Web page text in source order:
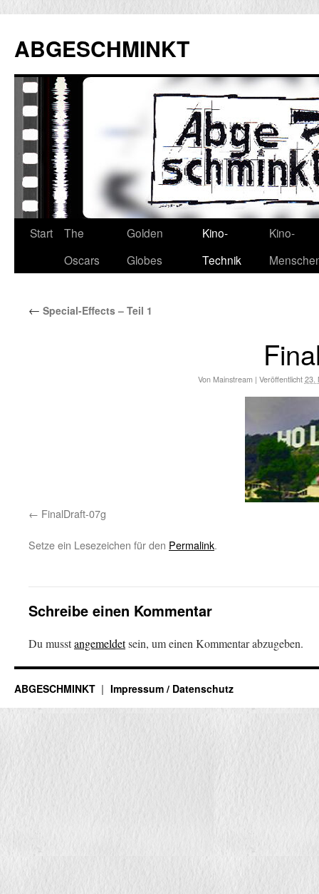
springen
ABGESCHMINKT
Start
The
Oscars
Golden
Globes
Kino-
Technik
Kino-
← Special-Effects – Teil 1
Von Mainstream | Veröffentlicht 23.
FinalDraft-07g
Setze ein Lesezeichen für den Permalink.
Schreibe einen Kommentar
Du musstangemeldetsein, um einen Kommentar abzugeben.
ABGESCHMINKT Impressum / Datenschutz